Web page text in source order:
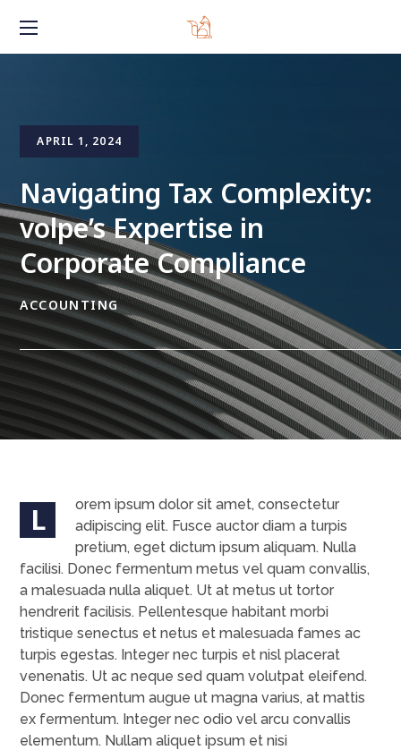
APRIL 1, 2024
Navigating Tax Complexity:
volpe’s Expertise in
Corporate Compliance
ACCOUNTING
L
orem ipsum dolor sit amet, consectetur
adipiscing elit. Fusce auctor diam a turpis
pretium, eget dictum ipsum aliquam. Nulla
facilisi. Donec fermentum metus vel quam convallis,
a malesuada nulla aliquet. Ut at metus ut tortor
hendrerit facilisis. Pellentesque habitant morbi
tristique senectus et netus et malesuada fames ac
turpis egestas. Integer nec turpis et nisl placerat
venenatis. Ut ac neque sed quam volutpat eleifend.
Donec fermentum augue ut magna varius, at mattis
ex fermentum. Integer nec odio vel arcu convallis
elementum. Nullam aliquet ipsum et nisi